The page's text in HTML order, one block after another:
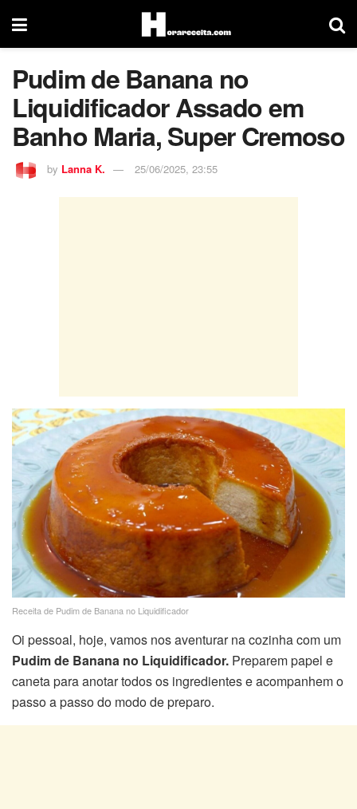
Pudim de Banana no
Liquidificador Assado em
Banho Maria, Super Cremoso
by Lanna K. 25/06/2025, 23:55
Receita de Pudim de Banana no Liquidificador
Oi pessoal, hoje, vamos nos aventurar na cozinha com um
Pudim de Banana no Liquidificador. Preparem papel e
caneta para anotar todos os ingredientes e acompanhem o
passo a passo do modo de preparo.